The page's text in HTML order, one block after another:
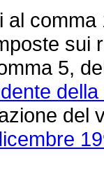
comma
sui
5,
del